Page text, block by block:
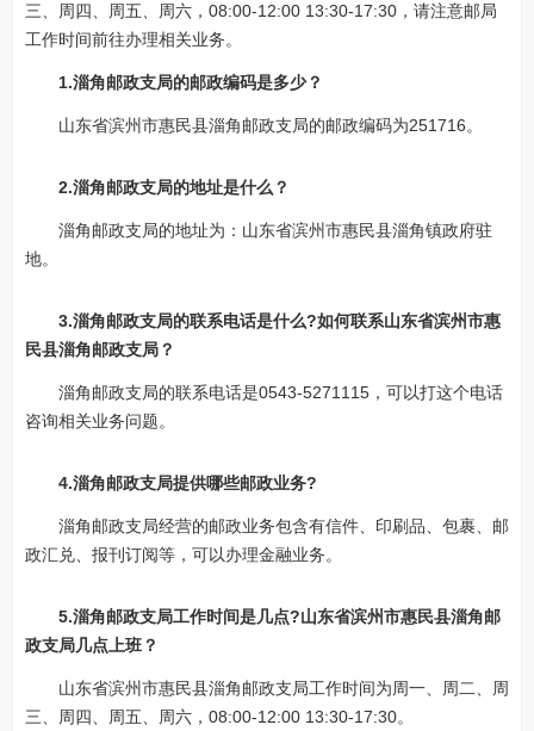
三、周四、周五、周六，08:00-12:00 13:30-17:30，请注意邮局
工作时间前往办理相关业务。
1.淄角邮政支局的邮政编码是多少？
山东省滨州市惠民县淄角邮政支局的邮政编码为251716。
2.淄角邮政支局的地址是什么？
淄角邮政支局的地址为：山东省滨州市惠民县淄角镇政府驻
地。
3.淄角邮政支局的联系电话是什么?如何联系山东省滨州市惠
民县淄角邮政支局？
淄角邮政支局的联系电话是0543-5271115，可以打这个电话
咨询相关业务问题。
4.淄角邮政支局提供哪些邮政业务?
淄角邮政支局经营的邮政业务包含有信件、印刷品、包裹、邮
政汇兑、报刊订阅等，可以办理金融业务。
5.淄角邮政支局工作时间是几点?山东省滨州市惠民县淄角邮
政支局几点上班？
山东省滨州市惠民县淄角邮政支局工作时间为周一、周二、周
三、周四、周五、周六，08:00-12:00 13:30-17:30。